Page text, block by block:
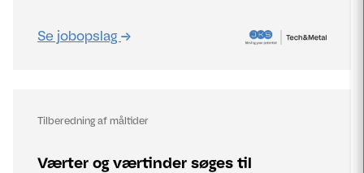
Se jobopslag
Tilberedning af måltider
Værter og værtinder søges til